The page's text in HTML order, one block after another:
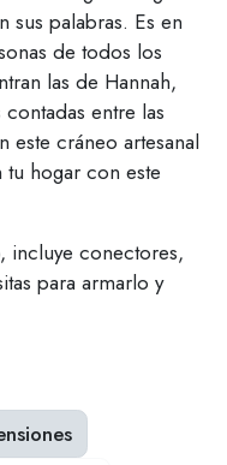
sus palabras. Es en
de todos los
las de Hannah,
entre las
este cráneo artesanal
tu hogar con este
incluye conectores,
para armarlo y